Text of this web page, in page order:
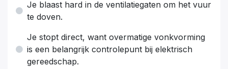
Je blaast hard in de ventilatiegaten om het vuur
te doven.
Je stopt direct, want overmatige vonkvorming
is een belangrijk controlepunt bij elektrisch
gereedschap.